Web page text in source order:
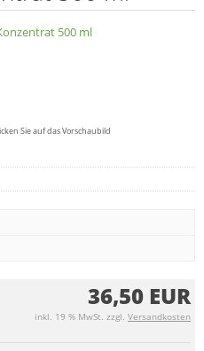
Sie auf das Vorschaubild
36,50 EUR
inkl. 19 % MwSt. zzgl. Versandkosten